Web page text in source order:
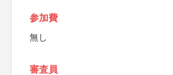
参加費
無し
審査員